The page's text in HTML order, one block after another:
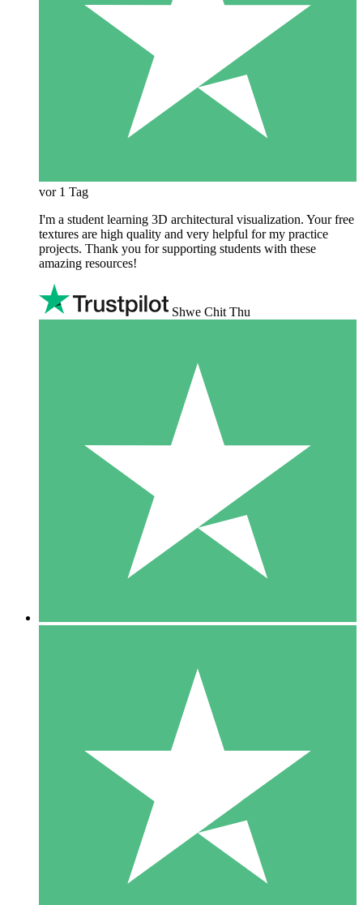
vor 1 Tag
I'm a student learning 3D architectural visualization. Your free
textures are high quality and very helpful for my practice
projects. Thank you for supporting students with these
amazing resources!
Shwe Chit Thu